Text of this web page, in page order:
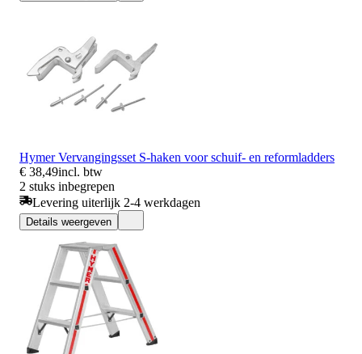
Hymer Vervangingsset S-haken voor schuif- en reformladders
€ 38,49incl. btw
2 stuks inbegrepen
Levering uiterlijk 2-4 werkdagen
Details weergeven